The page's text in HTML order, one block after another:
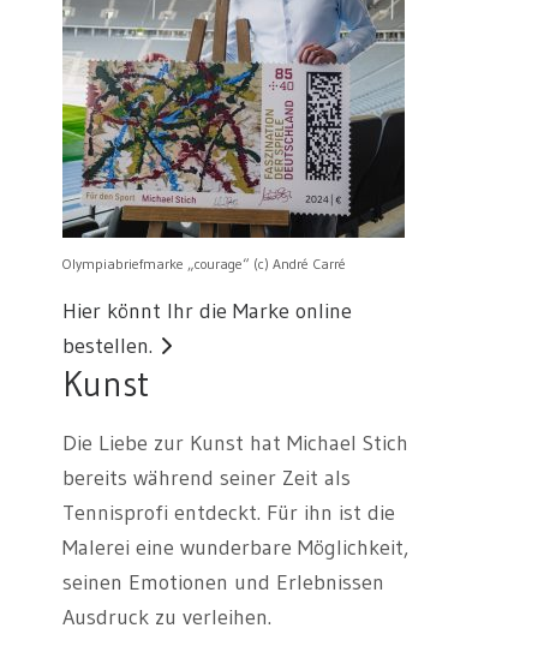
Olympiabriefmarke „courage“ (c) André Carré
Hier könnt Ihr die Marke online
bestellen.
Kunst
Die Liebe zur Kunst hat Michael Stich
bereits während seiner Zeit als
Tennisprofi entdeckt. Für ihn ist die
Malerei eine wunderbare Möglichkeit,
seinen Emotionen und Erlebnissen
Ausdruck zu verleihen.